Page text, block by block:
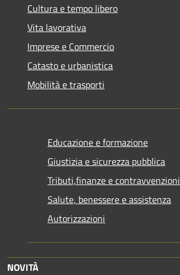
Cultura e tempo libero
Vita lavorativa
Imprese e Commercio
Catasto e urbanistica
Mobilità e trasporti
Educazione e formazione
Giustizia e sicurezza pubblica
Tributi,finanze e contravvenzioni
Salute, benessere e assistenza
Autorizzazioni
NOVITÀ